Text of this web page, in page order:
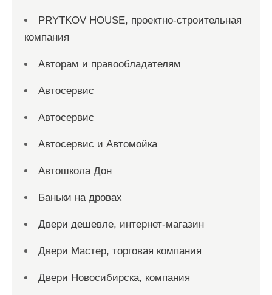
PRYTKOV HOUSE, проектно-строительная
компания
Авторам и правообладателям
Автосервис
Автосервис
Автосервис и Автомойка
Автошкола Дон
Баньки на дровах
Двери дешевле, интернет-магазин
Двери Мастер, торговая компания
Двери Новосибирска, компания